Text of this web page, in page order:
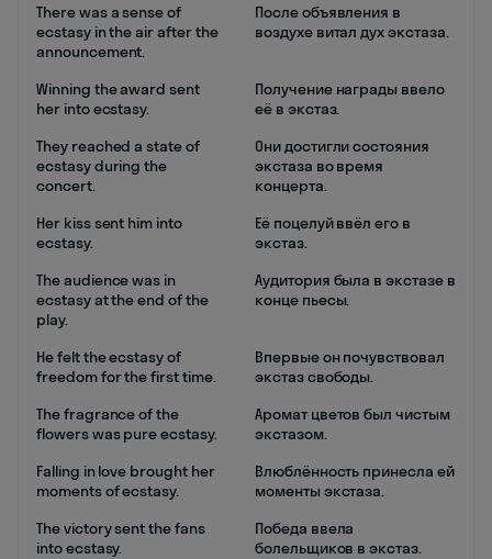
There was a sense of
ecstasy in the air after the
announcement.
После объявления в
воздухе витал дух экстаза.
Winning the award sent
her into ecstasy.
Получение награды ввело
её в экстаз.
They reached a state of
ecstasy during the
concert.
Они достигли состояния
экстаза во время
концерта.
Her kiss sent him into
ecstasy.
Её поцелуй ввёл его в
экстаз.
The audience was in
ecstasy at the end of the
play.
Аудитория была в экстазе в
конце пьесы.
He felt the ecstasy of
freedom for the first time.
Впервые он почувствовал
экстаз свободы.
The fragrance of the
flowers was pure ecstasy.
Аромат цветов был чистым
экстазом.
Falling in love brought her
moments of ecstasy.
Влюблённость принесла ей
моменты экстаза.
The victory sent the fans
into ecstasy.
Победа ввела
болельщиков в экстаз.